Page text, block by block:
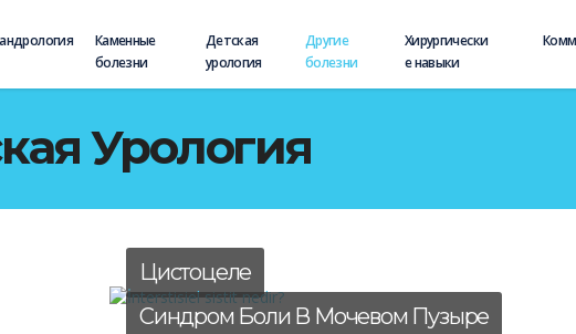
андрология
Каменные
болезни
Детская
урология
Другие
болезни
Хирургически
е навыки
Урология
Цистоцеле
Синдром Боли В Мочевом Пузыре